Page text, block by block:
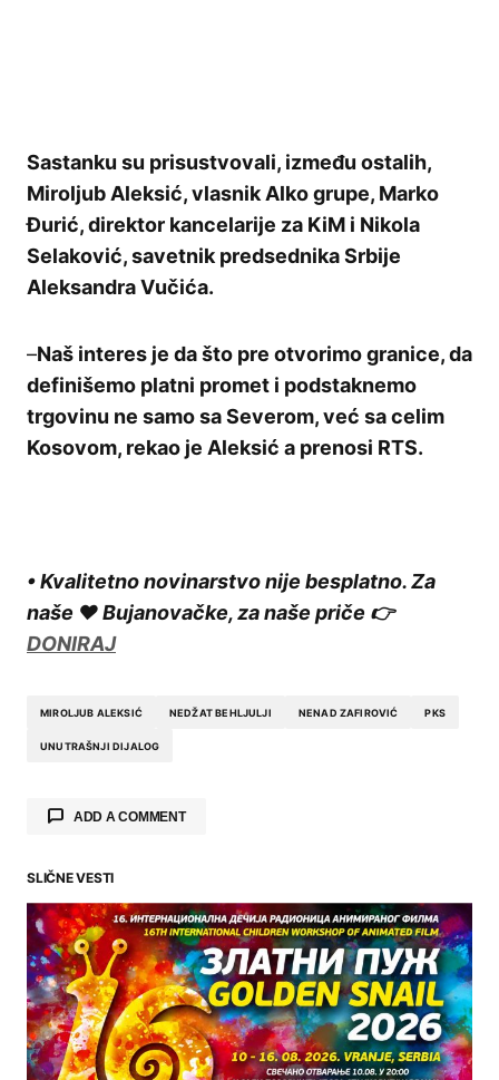
Sastanku su prisustvovali, između ostalih,
Miroljub Aleksić, vlasnik Alko grupe, Marko
Đurić, direktor kancelarije za KiM i Nikola
Selaković, savetnik predsednika Srbije
Aleksandra Vučića.
–Naš interes je da što pre otvorimo granice, da
definišemo platni promet i podstaknemo
trgovinu ne samo sa Severom, već sa celim
Kosovom, rekao je Aleksić a prenosi RTS.
• Kvalitetno novinarstvo nije besplatno. Za
naše ❤️ Bujanovačke, za naše priče 👉
DONIRAJ
MIROLJUB ALEKSIĆ NEDŽAT BEHLJULJI NENAD ZAFIROVIĆ PKS
UNUTRAŠNJI DIJALOG
ADD A COMMENT
Your email address will not be published.
Required fields are marked*
Comment*
SLIČNE VESTI